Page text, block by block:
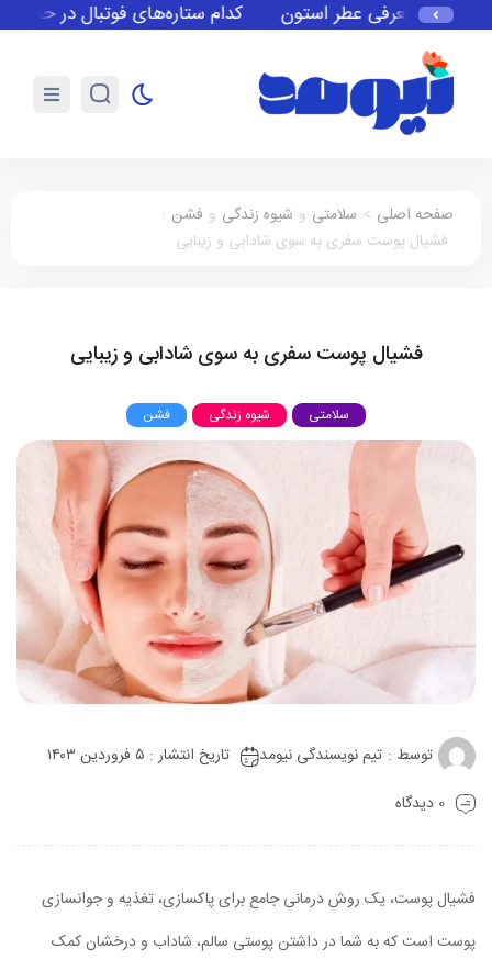
معرفی عطر استون کدام ستاره‌های فوتبال در حال
صفحه اصلی > سلامتی و شیوه زندگی و فشن :
فشیال پوست سفری به سوی شادابی و زیبایی
فشیال پوست سفری به سوی شادابی و زیبایی
سلامتی شیوه زندگی فشن
توسط : تیم نویسندگی نیومد
تاریخ انتشار : ۵ فروردین ۱۴۰۳
0 دیدگاه
فشیال پوست، یک روش درمانی جامع برای پاکسازی، تغذیه و جوانسازی
پوست است که به شما در داشتن پوستی سالم، شاداب و درخشان کمک